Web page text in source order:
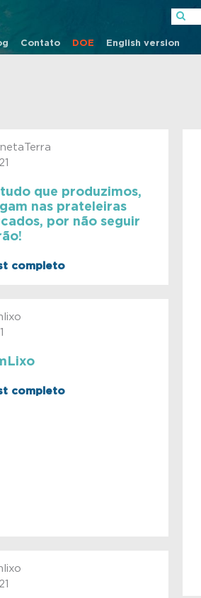
Contato DOE English version
que produzimos,
nas prateleiras
por não seguir
completo
completo